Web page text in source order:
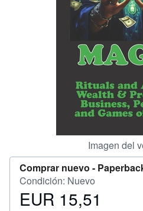
Imagen del
Comprar nuevo -
Condición: Nuevo
Precio
EUR 15,51